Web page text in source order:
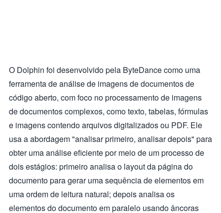
O Dolphin foi desenvolvido pela ByteDance como uma
ferramenta de análise de imagens de documentos de
código aberto, com foco no processamento de imagens
de documentos complexos, como texto, tabelas, fórmulas
e imagens contendo arquivos digitalizados ou PDF. Ele
usa a abordagem "analisar primeiro, analisar depois" para
obter uma análise eficiente por meio de um processo de
dois estágios: primeiro analisa o layout da página do
documento para gerar uma sequência de elementos em
uma ordem de leitura natural; depois analisa os
elementos do documento em paralelo usando âncoras